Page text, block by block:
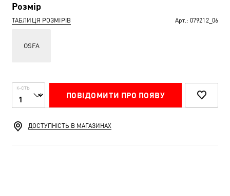
Розмір
ТАБЛИЦЯ РОЗМІРІВ Арт.: 079212_06
OSFA
К-СТЬ
ПОВІДОМИТИ ПРО ПОЯВУ
ДОСТУПНІСТЬ В МАГАЗИНАХ